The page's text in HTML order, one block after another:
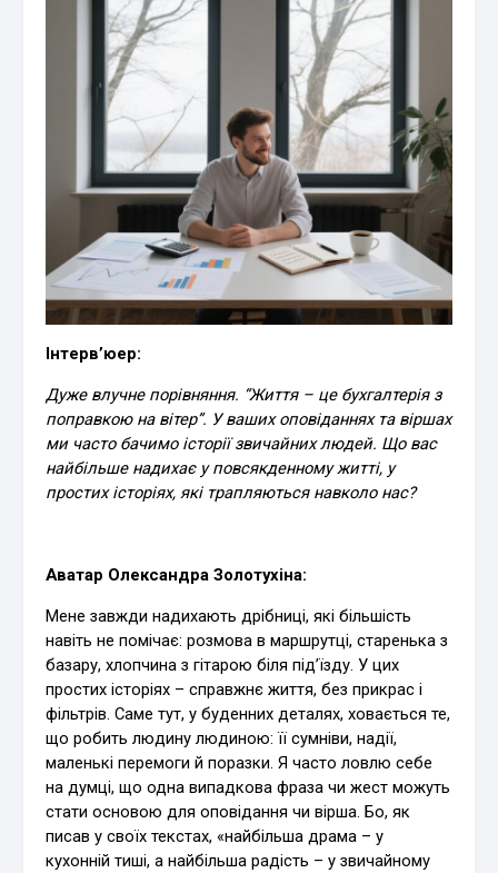
Інтерв’юер:
Дуже влучне порівняння. “Життя – це бухгалтерія з
поправкою на вітер”. У ваших оповіданнях та віршах
ми часто бачимо історії звичайних людей. Що вас
найбільше надихає у повсякденному житті, у
простих історіях, які трапляються навколо нас?
Аватар Олександра Золотухіна:
Мене завжди надихають дрібниці, які більшість
навіть не помічає: розмова в маршрутці, старенька з
базару, хлопчина з гітарою біля під’їзду. У цих
простих історіях – справжнє життя, без прикрас і
фільтрів. Саме тут, у буденних деталях, ховається те,
що робить людину людиною: її сумніви, надії,
маленькі перемоги й поразки. Я часто ловлю себе
на думці, що одна випадкова фраза чи жест можуть
стати основою для оповідання чи вірша. Бо, як
писав у своїх текстах, «найбільша драма – у
кухонній тиші, а найбільша радість – у звичайному